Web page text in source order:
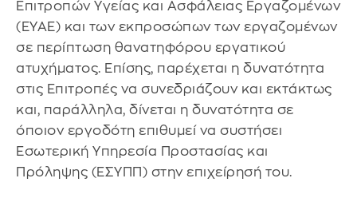
Επιτροπών Υγείας και Ασφάλειας Εργαζομένων
(ΕΥΑΕ) και των εκπροσώπων των εργαζομένων
σε περίπτωση θανατηφόρου εργατικού
ατυχήματος. Επίσης, παρέχεται η δυνατότητα
στις Επιτροπές να συνεδριάζουν και εκτάκτως
και, παράλληλα, δίνεται η δυνατότητα σε
όποιον εργοδότη επιθυμεί να συστήσει
Εσωτερική Υπηρεσία Προστασίας και
Πρόληψης (ΕΣΥΠΠ) στην επιχείρησή του.